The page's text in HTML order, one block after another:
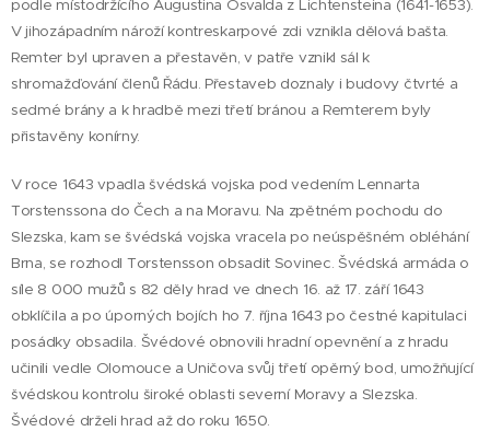
podle místodržícího Augustina Osvalda z Lichtensteina (1641-1653).
V jihozápadním nároží kontreskarpové zdi vznikla dělová bašta.
Remter byl upraven a přestavěn, v patře vznikl sál k
shromažďování členů Řádu. Přestaveb doznaly i budovy čtvrté a
sedmé brány a k hradbě mezi třetí bránou a Remterem byly
přistavěny konírny.
V roce 1643 vpadla švédská vojska pod vedením Lennarta
Torstenssona do Čech a na Moravu. Na zpětném pochodu do
Slezska, kam se švédská vojska vracela po neúspěšném obléhání
Brna, se rozhodl Torstensson obsadit Sovinec. Švédská armáda o
síle 8 000 mužů s 82 děly hrad ve dnech 16. až 17. září 1643
obklíčila a po úporných bojích ho 7. října 1643 po čestné kapitulaci
posádky obsadila. Švédové obnovili hradní opevnění a z hradu
učinili vedle Olomouce a Uničova svůj třetí opěrný bod, umožňující
švédskou kontrolu široké oblasti severní Moravy a Slezska.
Švédové drželi hrad až do roku 1650.